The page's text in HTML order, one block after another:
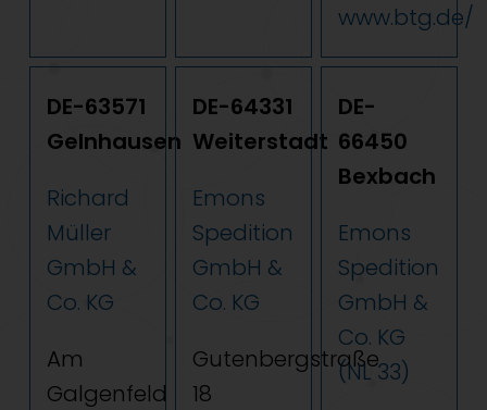
www.btg.de/
DE-63571
Gelnhausen
Richard
Müller
GmbH &
Co. KG
Am
Galgenfeld
DE-64331
Weiterstadt
Emons
Spedition
GmbH &
Co. KG
Gutenbergstraße
18
DE-
66450
Bexbach
Emons
Spedition
GmbH &
Co. KG
(NL 33)